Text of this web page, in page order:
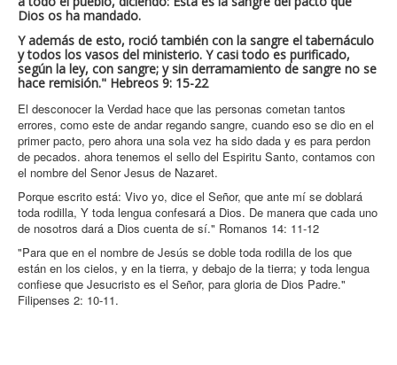
Dios os ha mandado.
Y además de esto, roció también con la sangre el tabernáculo
y todos los vasos del ministerio. Y casi todo es purificado,
según la ley, con sangre; y sin derramamiento de sangre no se
hace remisión." Hebreos 9: 15-22
El desconocer la Verdad hace que las personas cometan tantos
errores, como este de andar regando sangre, cuando eso se dio en el
primer pacto, pero ahora una sola vez ha sido dada y es para perdon
de pecados. ahora tenemos el sello del Espiritu Santo, contamos con
el nombre del Senor Jesus de Nazaret.
Porque escrito está: Vivo yo, dice el Señor, que ante mí se doblará
toda rodilla, Y toda lengua confesará a Dios. De manera que cada uno
de nosotros dará a Dios cuenta de sí." Romanos 14: 11-12
"Para que en el nombre de Jesús se doble toda rodilla de los que
están en los cielos, y en la tierra, y debajo de la tierra; y toda lengua
confiese que Jesucristo es el Señor, para gloria de Dios Padre."
Filipenses 2: 10-11.